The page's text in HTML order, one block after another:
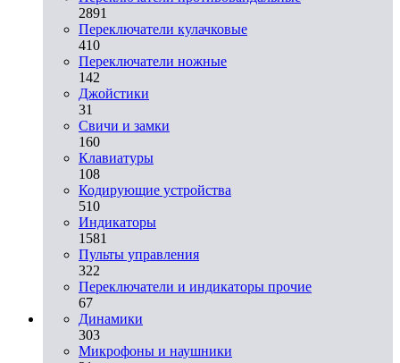
2891
Переключатели кулачковые
410
Переключатели ножные
142
Джойстики
31
Свичи и замки
160
Клавиатуры
108
Кодирующие устройства
510
Индикаторы
1581
Пульты управления
322
Переключатели и индикаторы прочие
67
Динамики
303
Микрофоны и наушники